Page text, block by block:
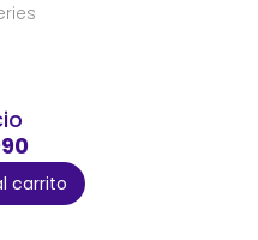
carrito